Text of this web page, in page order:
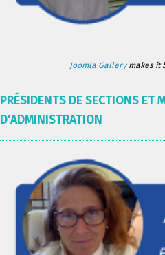
Joomla Gallerymakes it
PRÉSIDENTS DE SECTIONS ET
D'ADMINISTRATION